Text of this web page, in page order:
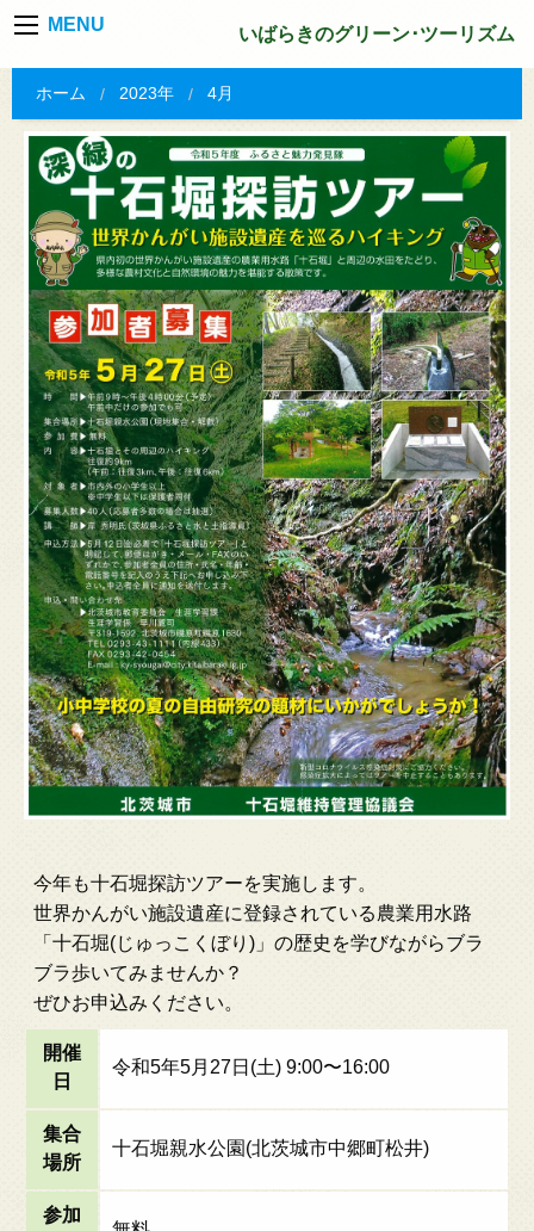
MENU いばらきのグリーン･ツーリズム
ホーム 2023年 4月
今年も十石堀探訪ツアーを実施します。
世界かんがい施設遺産に登録されている農業用水路
「十石堀(じゅっこくぼり)」の歴史を学びながらブラ
ブラ歩いてみませんか？
ぜひお申込みください。
開催
日
令和5年5月27日(土) 9:00〜16:00
集合
場所
十石堀親水公園(北茨城市中郷町松井)
参加